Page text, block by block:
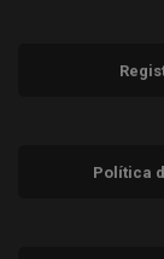
Política